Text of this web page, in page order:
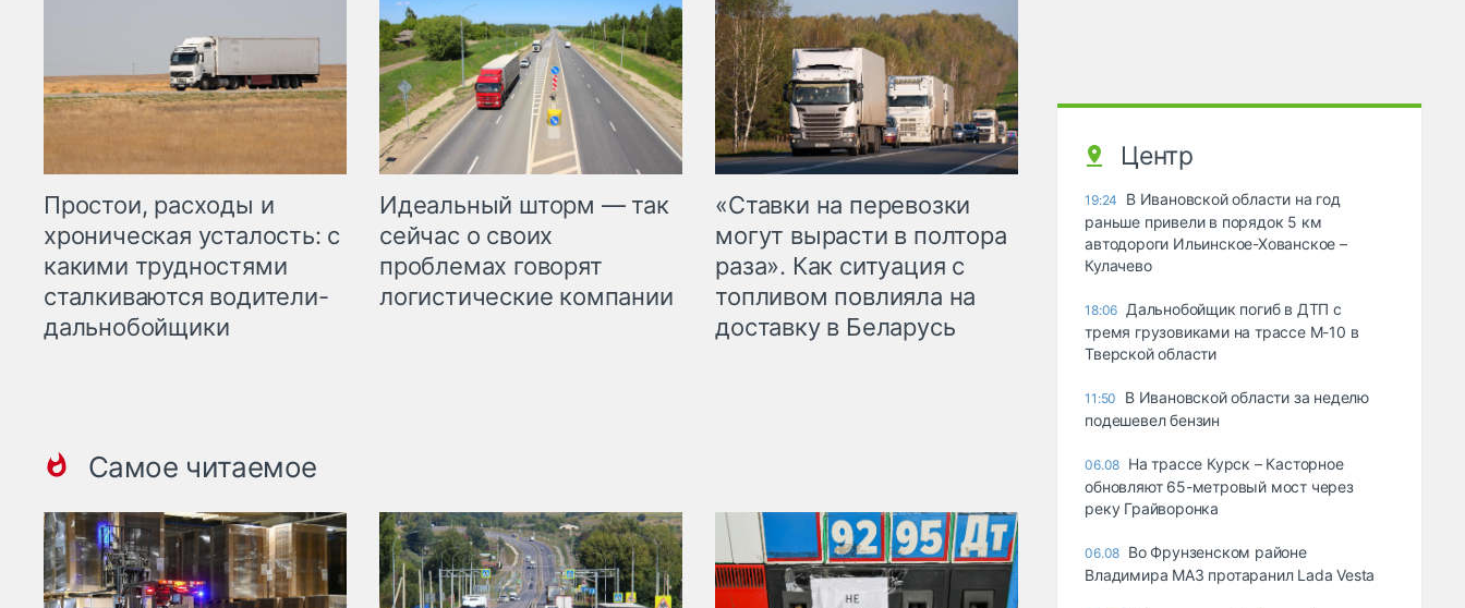
Простои, расходы и
хроническая усталость: с
какими трудностями
сталкиваются водители-
дальнобойщики
Идеальный шторм — так
сейчас о своих
проблемах говорят
логистические компании
«Ставки на перевозки
могут вырасти в полтора
раза». Как ситуация с
топливом повлияла на
доставку в Беларусь
Самое читаемое
Центр
19:24
В Ивановской области на год
раньше привели в порядок 5 км
автодороги Ильинское-Хованское –
Кулачево
18:06 Дальнобойщик погиб в ДТП с
тремя грузовиками на трассе М-10 в
Тверской области
11:50
В Ивановской области за неделю
подешевел бензин
06.08 На трассе Курск – Касторное
обновляют 65-метровый мост через
реку Грайворонка
06.08 Во Фрунзенском районе
Владимира МАЗ протаранил Lada Vesta